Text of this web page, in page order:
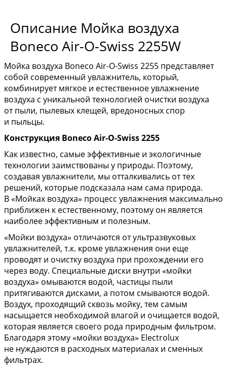
Описание Мойка воздуха
Boneco Air-O-Swiss 2255W
Мойка воздуха Boneco Air-O-Swiss 2255 представляет
собой современный увлажнитель, который,
комбинирует мягкое и естественное увлажнение
воздуха с уникальной технологией очистки воздуха
от пыли, пылевых клещей, вредоносных спор
и пыльцы.
Конструкция Boneco Air-O-Swiss 2255
Как известно, самые эффективные и экологичные
технологии заимствованы у природы. Поэтому,
создавая увлажнители, мы отталкивались от тех
решений, которые подсказала нам сама природа.
В «Мойках воздуха» процесс увлажнения максимально
приближен к естественному, поэтому он является
наиболее эффективным и полезным.
«Мойки воздуха» отличаются от ультразвуковых
увлажнителей, т.к. кроме увлажнения они еще
проводят и очистку воздуха при прохождении его
через воду. Специальные диски внутри «мойки
воздуха» омываются водой, частицы пыли
притягиваются дисками, а потом смываются водой.
Воздух, проходящий сквозь мойку, тем самым
насыщается необходимой влагой и очищается водой,
которая является своего рода природным фильтром.
Благодаря этому «мойки воздуха» Electrolux
не нуждаются в расходных материалах и сменных
фильтрах.